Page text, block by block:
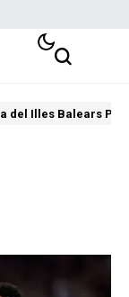
del Illes Balears